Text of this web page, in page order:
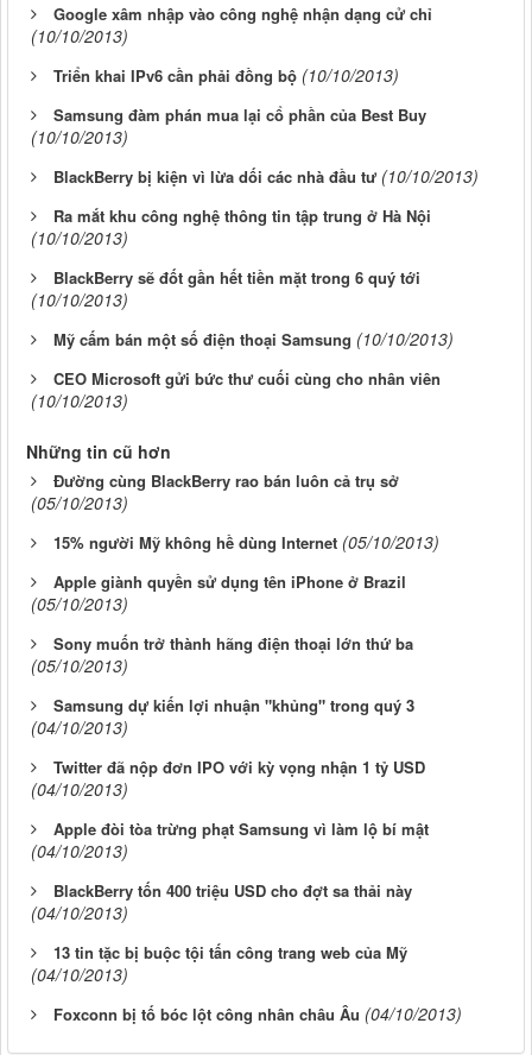
Google xâm nhập vào công nghệ nhận dạng cử chỉ
(10/10/2013)
Triển khai IPv6 cần phải đồng bộ (10/10/2013)
Samsung đàm phán mua lại cổ phần của Best Buy
(10/10/2013)
BlackBerry bị kiện vì lừa dối các nhà đầu tư (10/10/2013)
Ra mắt khu công nghệ thông tin tập trung ở Hà Nội
(10/10/2013)
BlackBerry sẽ đốt gần hết tiền mặt trong 6 quý tới
(10/10/2013)
Mỹ cấm bán một số điện thoại Samsung (10/10/2013)
CEO Microsoft gửi bức thư cuối cùng cho nhân viên
(10/10/2013)
Những tin cũ hơn
Đường cùng BlackBerry rao bán luôn cả trụ sở
(05/10/2013)
15% người Mỹ không hề dùng Internet (05/10/2013)
Apple giành quyền sử dụng tên iPhone ở Brazil
(05/10/2013)
Sony muốn trở thành hãng điện thoại lớn thứ ba
(05/10/2013)
Samsung dự kiến lợi nhuận "khủng" trong quý 3
(04/10/2013)
Twitter đã nộp đơn IPO với kỳ vọng nhận 1 tỷ USD
(04/10/2013)
Apple đòi tòa trừng phạt Samsung vì làm lộ bí mật
(04/10/2013)
BlackBerry tốn 400 triệu USD cho đợt sa thải này
(04/10/2013)
13 tin tặc bị buộc tội tấn công trang web của Mỹ
(04/10/2013)
Foxconn bị tố bóc lột công nhân châu Âu (04/10/2013)